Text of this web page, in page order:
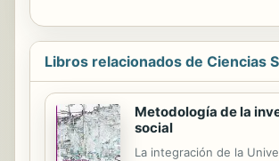
Libros relacionados de Ciencias
Metodología de la
social
La integración de la